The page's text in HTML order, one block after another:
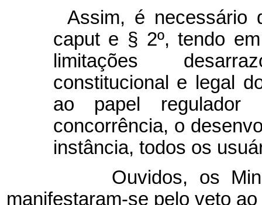
Assim, é necessário
caput e § 2º, tendo
limitações
constitucional e legal
ao papel regulador
concorrência, o
instância, todos os
Ouvidos, os
manifestaram-se pelo veto